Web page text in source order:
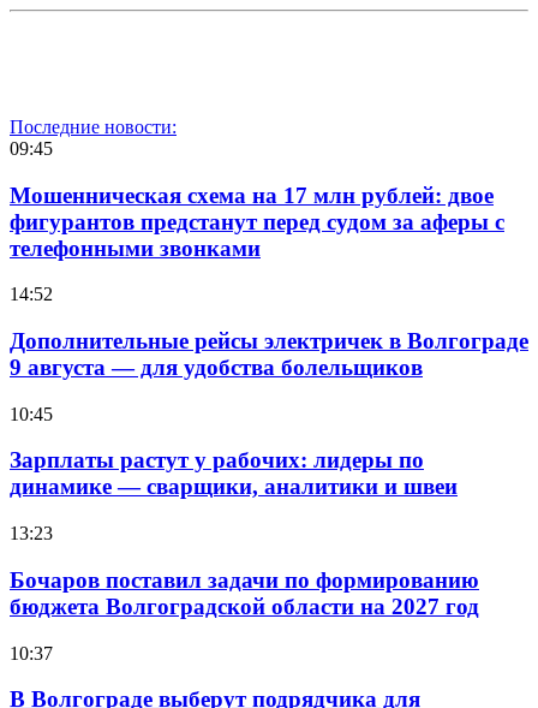
Последние новости:
09:45
Мошенническая схема на 17 млн рублей: двое
фигурантов предстанут перед судом за аферы с
телефонными звонками
14:52
Дополнительные рейсы электричек в Волгограде
9 августа — для удобства болельщиков
10:45
Зарплаты растут у рабочих: лидеры по
динамике — сварщики, аналитики и швеи
13:23
Бочаров поставил задачи по формированию
бюджета Волгоградской области на 2027 год
10:37
В Волгограде выберут подрядчика для